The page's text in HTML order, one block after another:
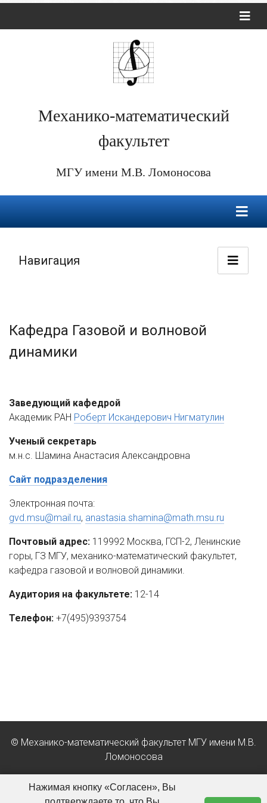
Механико-математический
факультет
МГУ имени М.В. Ломоносова
Навигация
Кафедра Газовой и волновой
динамики
Заведующий кафедрой
Академик РАН Роберт Искандерович Нигматулин
Ученый секретарь
м.н.с. Шамина Анастасия Александровна
Сайт подразделения
Электронная почта:
gvd.msu@mail.ru, anastasia.shamina@math.msu.ru
Почтовый адрес: 119992 Москва, ГСП-2, Ленинские
горы, ГЗ МГУ, механико-математический факультет,
кафедра газовой и волновой динамики.
Аудитория на факультете: 12-14
Телефон: +7(495)9393754
© Механико-математический факультет МГУ имени М.В.
Ломоносова
Положение об обработке персональных данных в МГУ
имени М.В. Ломоносова
Нажимая кнопку «Согласен», Вы